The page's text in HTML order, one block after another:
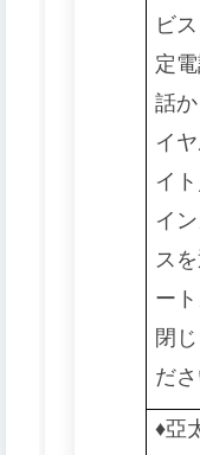
ビ
定
話
イ
イ
イ
ス
ー
閉
ださ
♦️️亞